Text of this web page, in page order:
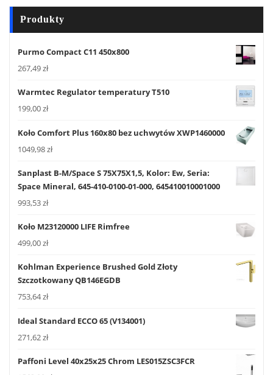
Produkty
Purmo Compact C11 450x800
267,49zł
Warmtec Regulator temperatury T510
199,00zł
Koło Comfort Plus 160x80 bez uchwytów XWP1460000
1049,98zł
Sanplast B-M/Space S 75X75X1,5, Kolor: Ew, Seria:
Space Mineral, 645-410-0100-01-000, 645410010001000
993,53zł
Koło M23120000 LIFE Rimfree
499,00zł
Kohlman Experience Brushed Gold Złoty
Szczotkowany QB146EGDB
753,64zł
Ideal Standard ECCO 65 (V134001)
271,62zł
Paffoni Level 40x25x25 Chrom LES015ZSC3FCR